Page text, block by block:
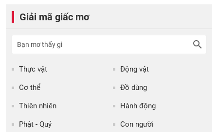
Giải mã giấc mơ
Thực vật Động vật
Cơ thể Đồ dùng
Thiên nhiên Hành động
Phật - Quỷ Con người